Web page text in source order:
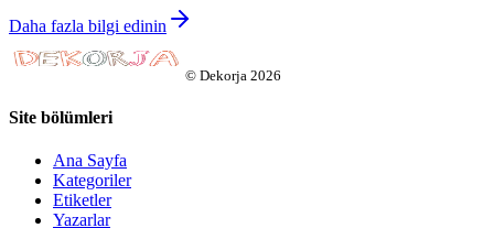
Daha fazla bilgi edinin
© Dekorja 2026
Site bölümleri
Ana Sayfa
Kategoriler
Etiketler
Yazarlar